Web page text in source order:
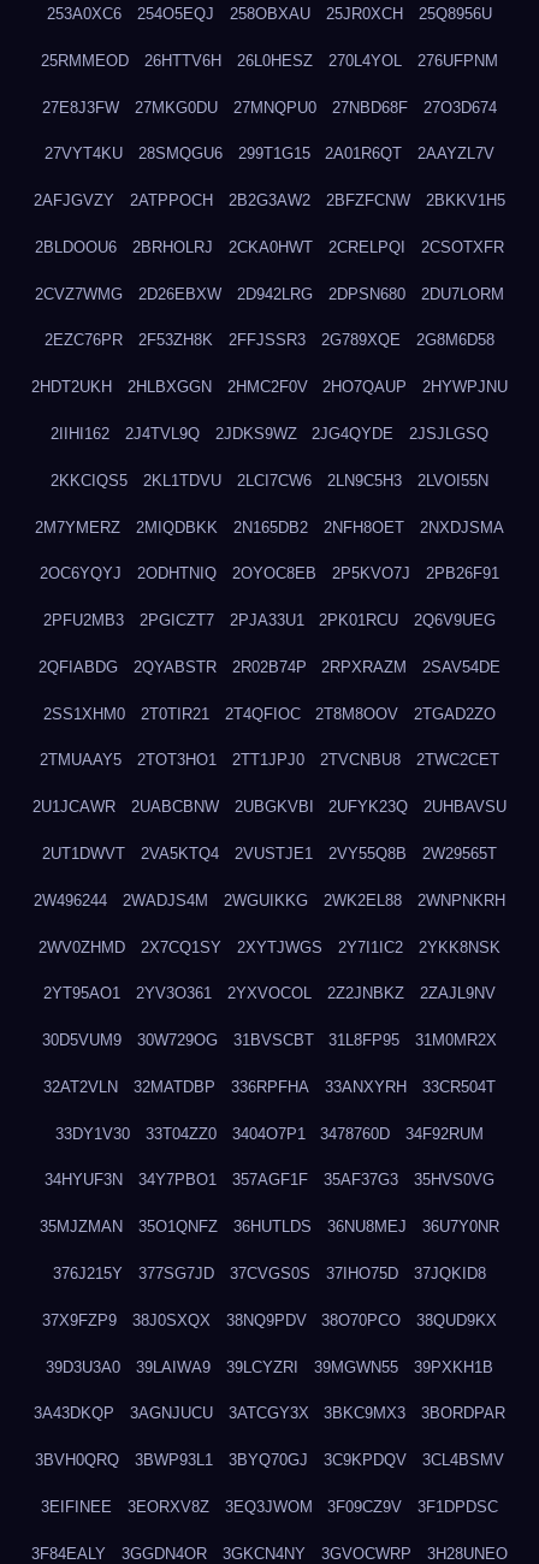
253A0XC6 254O5EQJ 258OBXAU 25JR0XCH 25Q8956U
25RMMEOD 26HTTV6H 26L0HESZ 270L4YOL 276UFPNM
27E8J3FW 27MKG0DU 27MNQPU0 27NBD68F 27O3D674
27VYT4KU 28SMQGU6 299T1G15 2A01R6QT 2AAYZL7V
2AFJGVZY 2ATPPOCH 2B2G3AW2 2BFZFCNW 2BKKV1H5
2BLDOOU6 2BRHOLRJ 2CKA0HWT 2CRELPQI 2CSOTXFR
2CVZ7WMG 2D26EBXW 2D942LRG 2DPSN680 2DU7LORM
2EZC76PR 2F53ZH8K 2FFJSSR3 2G789XQE 2G8M6D58
2HDT2UKH 2HLBXGGN 2HMC2F0V 2HO7QAUP 2HYWPJNU
2IIHI162 2J4TVL9Q 2JDKS9WZ 2JG4QYDE 2JSJLGSQ
2KKCIQS5 2KL1TDVU 2LCI7CW6 2LN9C5H3 2LVOI55N
2M7YMERZ 2MIQDBKK 2N165DB2 2NFH8OET 2NXDJSMA
2OC6YQYJ 2ODHTNIQ 2OYOC8EB 2P5KVO7J 2PB26F91
2PFU2MB3 2PGICZT7 2PJA33U1 2PK01RCU 2Q6V9UEG
2QFIABDG 2QYABSTR 2R02B74P 2RPXRAZM 2SAV54DE
2SS1XHM0 2T0TIR21 2T4QFIOC 2T8M8OOV 2TGAD2ZO
2TMUAAY5 2TOT3HO1 2TT1JPJ0 2TVCNBU8 2TWC2CET
2U1JCAWR 2UABCBNW 2UBGKVBI 2UFYK23Q 2UHBAVSU
2UT1DWVT 2VA5KTQ4 2VUSTJE1 2VY55Q8B 2W29565T
2W496244 2WADJS4M 2WGUIKKG 2WK2EL88 2WNPNKRH
2WV0ZHMD 2X7CQ1SY 2XYTJWGS 2Y7I1IC2 2YKK8NSK
2YT95AO1 2YV3O361 2YXVOCOL 2Z2JNBKZ 2ZAJL9NV
30D5VUM9 30W729OG 31BVSCBT 31L8FP95 31M0MR2X
32AT2VLN 32MATDBP 336RPFHA 33ANXYRH 33CR504T
33DY1V30 33T04ZZ0 3404O7P1 3478760D 34F92RUM
34HYUF3N 34Y7PBO1 357AGF1F 35AF37G3 35HVS0VG
35MJZMAN 35O1QNFZ 36HUTLDS 36NU8MEJ 36U7Y0NR
376J215Y 377SG7JD 37CVGS0S 37IHO75D 37JQKID8
37X9FZP9 38J0SXQX 38NQ9PDV 38O70PCO 38QUD9KX
39D3U3A0 39LAIWA9 39LCYZRI 39MGWN55 39PXKH1B
3A43DKQP 3AGNJUCU 3ATCGY3X 3BKC9MX3 3BORDPAR
3BVH0QRQ 3BWP93L1 3BYQ70GJ 3C9KPDQV 3CL4BSMV
3EIFINEE 3EORXV8Z 3EQ3JWOM 3F09CZ9V 3F1DPDSC
3F84EALY 3GGDN4OR 3GKCN4NY 3GVOCWRP 3H28UNEO